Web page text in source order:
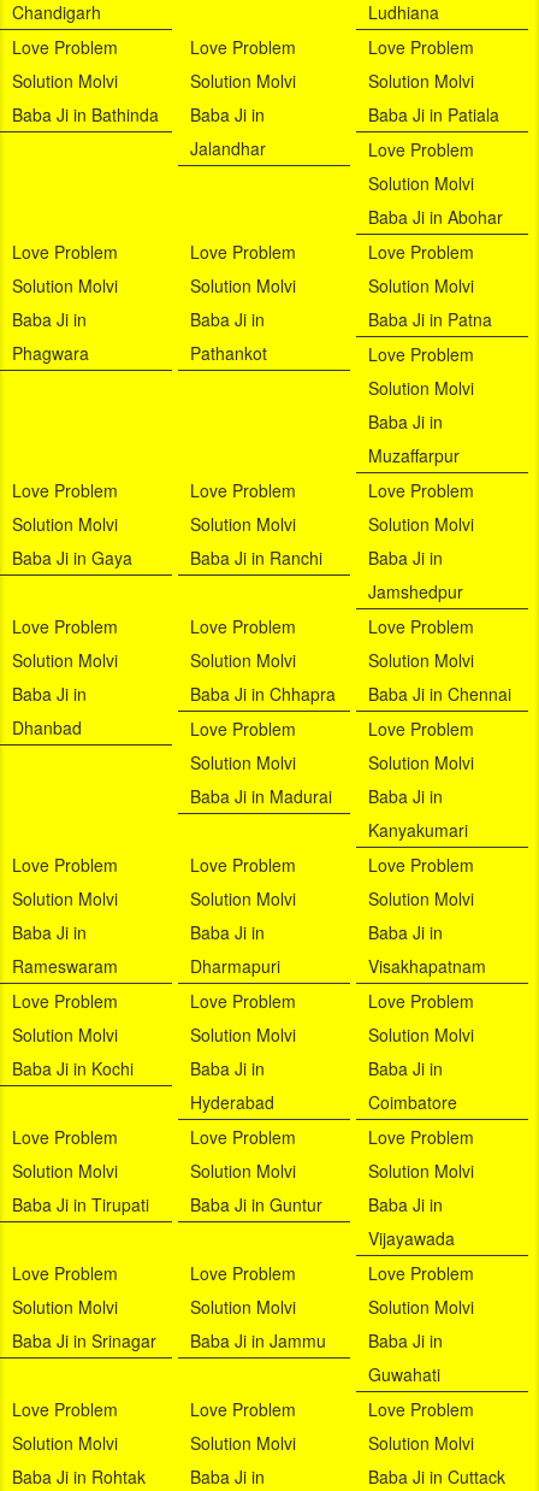
Chandigarh
Ludhiana
Love Problem
Solution Molvi
Baba Ji in Bathinda
Love Problem
Solution Molvi
Baba Ji in
Jalandhar
Love Problem
Solution Molvi
Baba Ji in Patiala
Love Problem
Solution Molvi
Baba Ji in Abohar
Love Problem
Solution Molvi
Baba Ji in
Phagwara
Love Problem
Solution Molvi
Baba Ji in
Pathankot
Love Problem
Solution Molvi
Baba Ji in Patna
Love Problem
Solution Molvi
Baba Ji in
Muzaffarpur
Love Problem
Solution Molvi
Baba Ji in Gaya
Love Problem
Solution Molvi
Baba Ji in Ranchi
Love Problem
Solution Molvi
Baba Ji in
Jamshedpur
Love Problem
Solution Molvi
Baba Ji in
Dhanbad
Love Problem
Solution Molvi
Baba Ji in Chhapra
Love Problem
Solution Molvi
Baba Ji in Chennai
Love Problem
Solution Molvi
Baba Ji in Madurai
Love Problem
Solution Molvi
Baba Ji in
Kanyakumari
Love Problem
Solution Molvi
Baba Ji in
Rameswaram
Love Problem
Solution Molvi
Baba Ji in
Dharmapuri
Love Problem
Solution Molvi
Baba Ji in
Visakhapatnam
Love Problem
Solution Molvi
Baba Ji in Kochi
Love Problem
Solution Molvi
Baba Ji in
Hyderabad
Love Problem
Solution Molvi
Baba Ji in
Coimbatore
Love Problem
Solution Molvi
Baba Ji in Tirupati
Love Problem
Solution Molvi
Baba Ji in Guntur
Love Problem
Solution Molvi
Baba Ji in
Vijayawada
Love Problem
Solution Molvi
Baba Ji in Srinagar
Love Problem
Solution Molvi
Baba Ji in Jammu
Love Problem
Solution Molvi
Baba Ji in
Guwahati
Love Problem
Solution Molvi
Baba Ji in Rohtak
Love Problem
Solution Molvi
Baba Ji in
Love Problem
Solution Molvi
Baba Ji in Cuttack